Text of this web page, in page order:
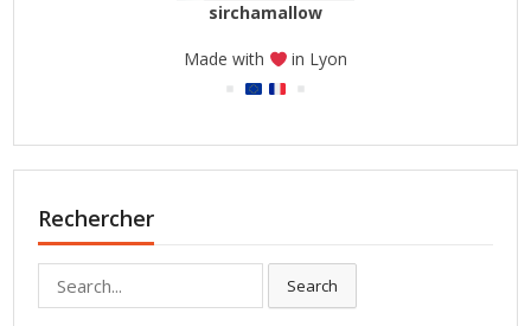
sirchamallow
Made with in Lyon
Rechercher
Search